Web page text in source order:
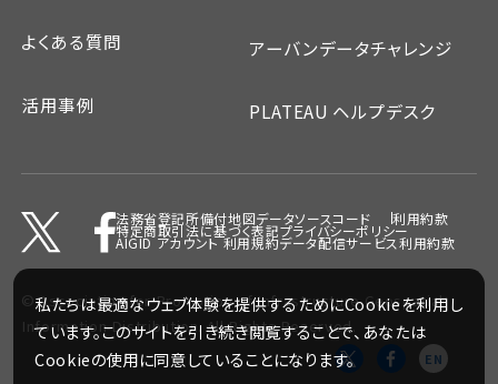
EN
よくある質問
活用事例
アーバンデータチャレンジ
PLATEAU ヘルプデスク
法務省登記所備付地図データソースコード 利用約款
特定商取引法に基づく表記プライバシーポリシー
AIGID アカウント 利用規約データ配信サービス利用約款
©Association for Promotion of Infrastructure Geospatial
Information Distribution. All Rights Reserved.
私たちは最適なウェブ体験を提供するためにCookieを利用し
ています。このサイトを引き続き閲覧することで、あなたは
Cookieの使用に同意していることになります。